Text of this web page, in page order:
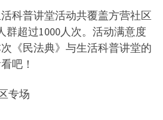
科普讲堂活动共覆盖方营社区
群超过1000人次。活动满意度
《民法典》与生活科普讲堂的
吧！
专场